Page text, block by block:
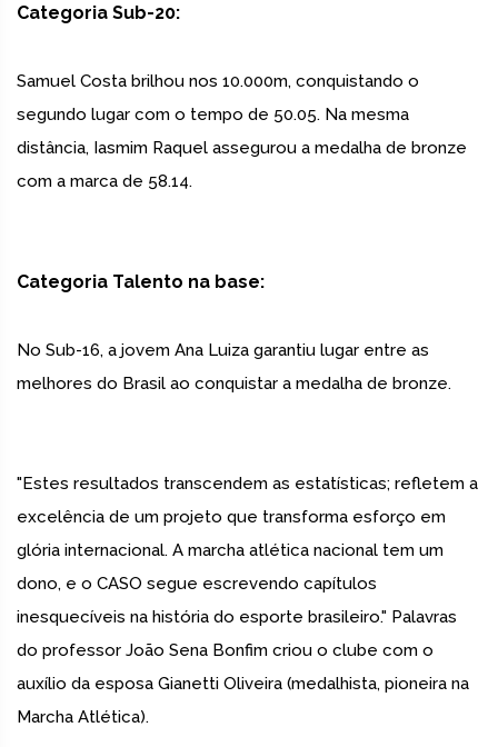
Categoria Sub-20:
Samuel Costa brilhou nos 10.000m, conquistando o
segundo lugar com o tempo de 50.05. Na mesma
distância, Iasmim Raquel assegurou a medalha de bronze
com a marca de 58.14.
Categoria Talento na base:
No Sub-16, a jovem Ana Luiza garantiu lugar entre as
melhores do Brasil ao conquistar a medalha de bronze.
"Estes resultados transcendem as estatísticas; refletem a
excelência de um projeto que transforma esforço em
glória internacional. A marcha atlética nacional tem um
dono, e o CASO segue escrevendo capítulos
inesquecíveis na história do esporte brasileiro." Palavras
do professor João Sena Bonfim criou o clube com o
auxílio da esposa Gianetti Oliveira (medalhista, pioneira na
Marcha Atlética).